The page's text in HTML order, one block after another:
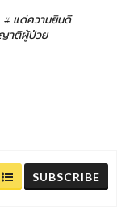
# แด่ความยินดี
าติผู้ป่วย
SUBSCRIBE